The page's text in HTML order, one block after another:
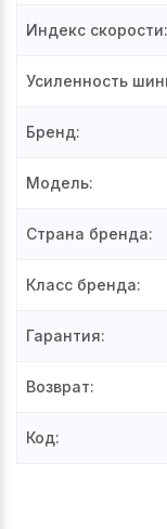
Индекс скорости:
Усиленность
Бренд:
Модель:
Страна бренда:
Класс бренда:
Гарантия:
Возврат:
Код: